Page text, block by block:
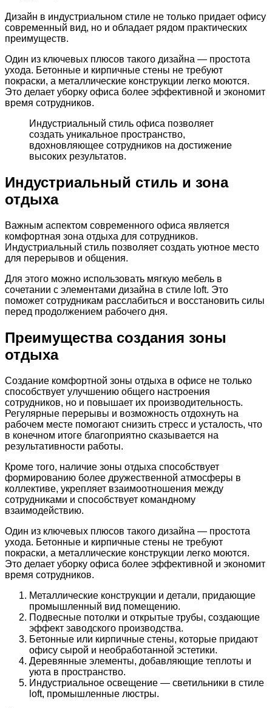
Дизайн в индустриальном стиле не только придает офису
современный вид, но и обладает рядом практических
преимуществ.
Один из ключевых плюсов такого дизайна — простота
ухода. Бетонные и кирпичные стены не требуют
покраски, а металлические конструкции легко моются.
Это делает уборку офиса более эффективной и экономит
время сотрудников.
Индустриальный стиль офиса позволяет
создать уникальное пространство,
вдохновляющее сотрудников на достижение
высоких результатов.
Индустриальный стиль и зона
отдыха
Важным аспектом современного офиса является
комфортная зона отдыха для сотрудников.
Индустриальный стиль позволяет создать уютное место
для перерывов и общения.
Для этого можно использовать мягкую мебель в
сочетании с элементами дизайна в стиле loft. Это
поможет сотрудникам расслабиться и восстановить силы
перед продолжением рабочего дня.
Преимущества создания зоны
отдыха
Создание комфортной зоны отдыха в офисе не только
способствует улучшению общего настроения
сотрудников, но и повышает их производительность.
Регулярные перерывы и возможность отдохнуть на
рабочем месте помогают снизить стресс и усталость, что
в конечном итоге благоприятно сказывается на
результативности работы.
Кроме того, наличие зоны отдыха способствует
формированию более дружественной атмосферы в
коллективе, укрепляет взаимоотношения между
сотрудниками и способствует командному
взаимодействию.
Один из ключевых плюсов такого дизайна — простота
ухода. Бетонные и кирпичные стены не требуют
покраски, а металлические конструкции легко моются.
Это делает уборку офиса более эффективной и экономит
время сотрудников.
Металлические конструкции и детали, придающие
промышленный вид помещению.
Подвесные потолки и открытые трубы, создающие
эффект заводского производства.
Бетонные или кирпичные стены, которые придают
офису сырой и необработанной эстетики.
Деревянные элементы, добавляющие теплоты и
уюта в пространство.
Индустриальное освещение — светильники в стиле
loft, промышленные люстры.